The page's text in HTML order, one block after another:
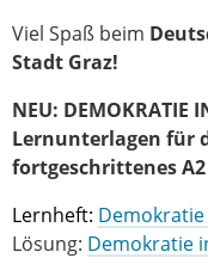
Viel Spaß beim
Stadt Graz!
NEU: DEMOKRATIE
Lernunterlagen für
fortgeschrittenes A2
Lernheft: Demokratie
Lösung: Demokratie